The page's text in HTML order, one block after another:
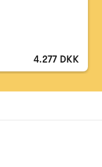
4.277 DKK